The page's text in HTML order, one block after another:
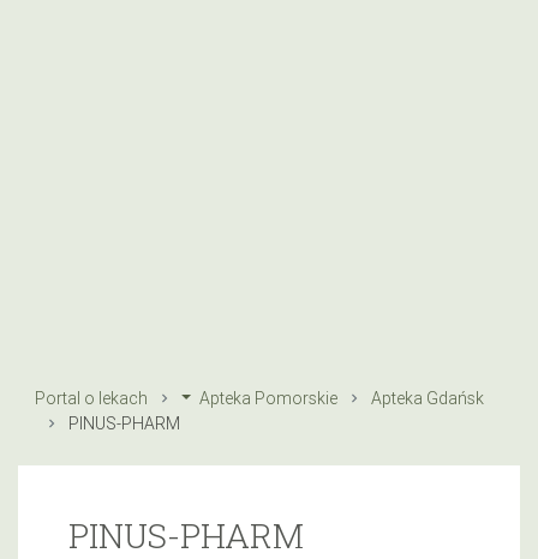
Portal o lekach Apteka Pomorskie
Apteka Gdańsk
PINUS-PHARM
PINUS-PHARM